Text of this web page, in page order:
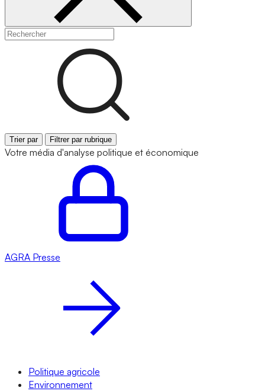
Trier par Filtrer par rubrique
Votre média d'analyse politique et économique
AGRA Presse
Politique agricole
Environnement